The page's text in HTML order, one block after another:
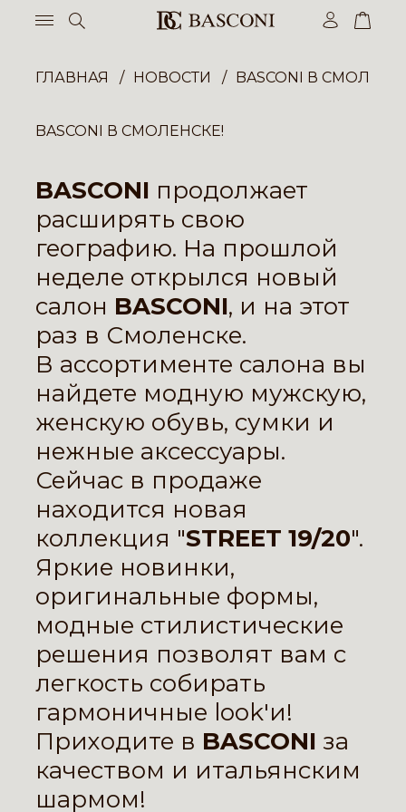
ГЛАВНАЯ НОВОСТИ BASCONI В
BASCONI В СМОЛЕНСКЕ!
BASCONI продолжает
расширять свою
географию. На прошлой
неделе открылся новый
салон BASCONI, и на этот
раз в Смоленске.
В ассортименте салона вы
найдете модную мужскую,
женскую обувь, сумки и
нежные аксессуары.
Сейчас в продаже
находится новая
коллекция "STREET 19/20".
Яркие новинки,
оригинальные формы,
модные стилистические
решения позволят вам с
легкость собирать
гармоничные look'и!
Приходите в BASCONI за
качеством и итальянским
шармом!